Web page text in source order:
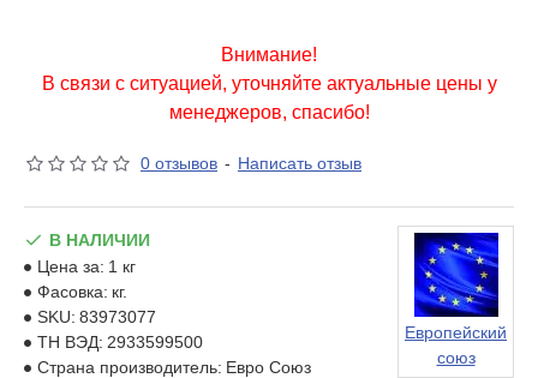
Внимание!
В связи с ситуацией, уточняйте актуальные цены у
менеджеров, спасибо!
0 отзывов - Написать отзыв
В НАЛИЧИИ
Цена за: 1 кг
Фасовка: кг.
SKU: 83973077
ТН ВЭД: 2933599500
Страна производитель: Евро Союз
Европейский
союз